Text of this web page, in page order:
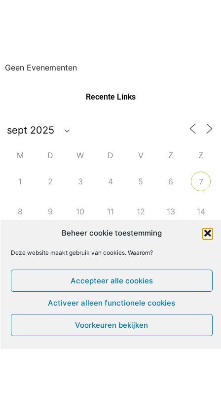
Beheer cookie toestemming
Deze website maakt gebruik van cookies. Waarom?
Accepteer alle cookies
Activeer alleen functionele cookies
Voorkeuren bekijken
Geen Evenementen
Recente Links
M D W D V Z Z
1 2 3 4 5 6 7
8 9 10 11 12 13 14
21
22 23 24 25 26 27 28
30 1 2 3 4